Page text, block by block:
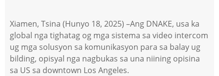
Xiamen, Tsina (Hunyo 18, 2025) –Ang DNAKE, usa ka
global nga tighatag og mga sistema sa video intercom
ug mga solusyon sa komunikasyon para sa balay ug
bilding, opisyal nga nagbukas sa una niining opisina
sa US sa downtown Los Angeles.